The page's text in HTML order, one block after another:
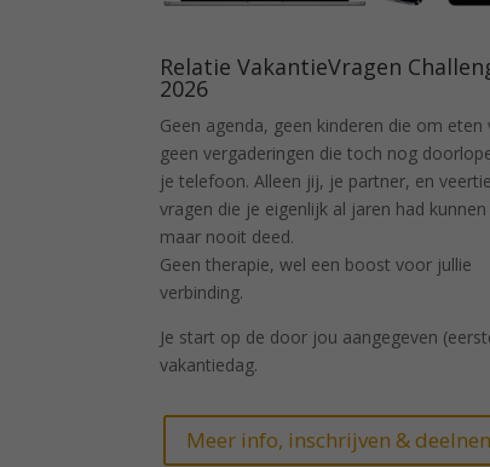
Relatie VakantieVragen
2026
Geen agenda, geen kinderen die om eten
geen vergaderingen die toch nog
je telefoon. Alleen jij, je partner, en
vragen die je eigenlijk al jaren had
maar nooit deed.
Geen therapie, wel een boost voor jullie
verbinding.
Je start op de door jou aangegeven
vakantiedag.
Meer info, inschrijven &